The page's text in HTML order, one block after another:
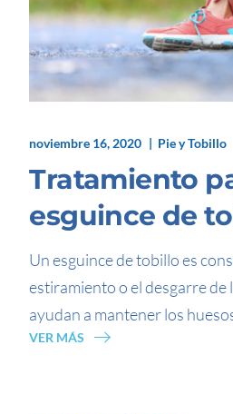
noviembre 16, 2020 Pie y Tobillo
Tratamiento
esguince de
Un esguince de tobillo es
estiramiento o el desgarre de
ayudan a mantener los
VER MÁS